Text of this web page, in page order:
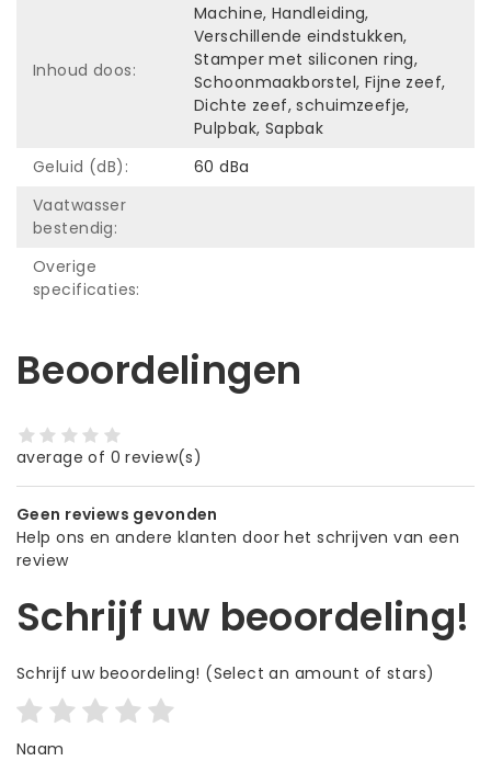
Inhoud doos:
Machine, Handleiding,
Verschillende eindstukken,
Stamper met siliconen ring,
Schoonmaakborstel, Fijne zeef,
Dichte zeef, schuimzeefje,
Pulpbak, Sapbak
Geluid (dB):
60 dBa
Vaatwasser
bestendig:
Overige
specificaties:
Beoordelingen
average of 0 review(s)
Geen reviews gevonden
Help ons en andere klanten door het schrijven van een
review
Schrijf uw beoordeling!
Schrijf uw beoordeling! (Select an amount of stars)
Naam